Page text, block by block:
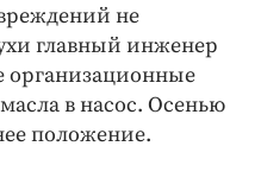
не
главный инженер
организационные
в насос. Осенью
положение.